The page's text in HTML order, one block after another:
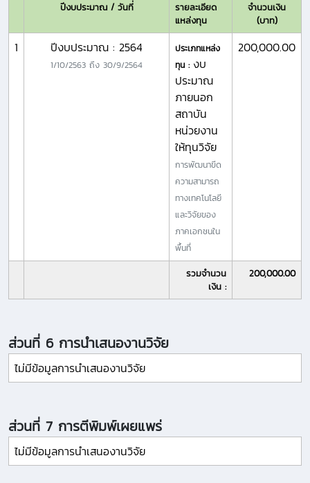
ปีงบประมาณ / วันที่
รายละเอียด
แหล่งทุน
จำนวนเงิน
(บาท)
1 ปีงบประมาณ : 2564
1/10/2563 ถึง 30/9/2564
ประเภทแหล่ง
ทุน : งบ
ประมาณ
ภายนอก
สถาบัน
หน่วยงาน
ให้ทุนวิจัย
การพัฒนาขีด
ความสามารถ
ทางเทคโนโลยี
และวิจัยของ
ภาคเอกชนใน
พื้นที่
200,000.00
รวมจำนวน
เงิน :
200,000.00
ส่วนที่ 6 การนำเสนองานวิจัย
ไม่มีข้อมูลการนำเสนองานวิจัย
ส่วนที่ 7 การตีพิมพ์เผยแพร่
ไม่มีข้อมูลการนำเสนองานวิจัย